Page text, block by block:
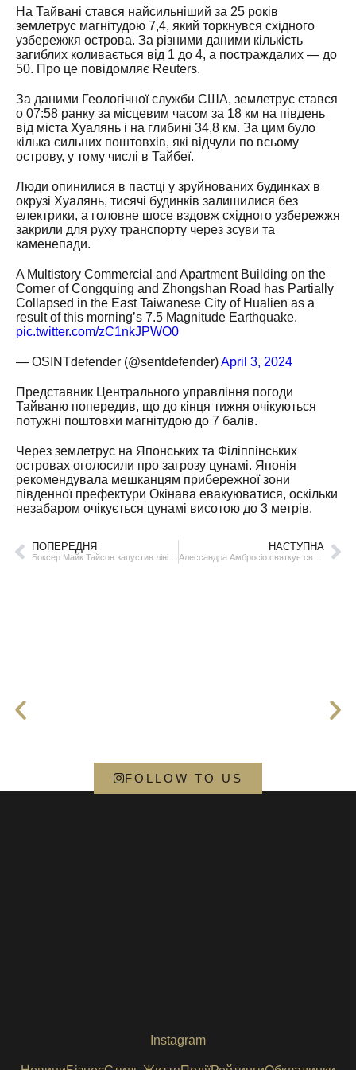
На Тайвані стався найсильніший за 25 років
землетрус магнітудою 7,4, який торкнувся східного
узбережжя острова. За різними даними кількість
загиблих коливається від 1 до 4, а постраждалих — до
50. Про це повідомляє Reuters.
За даними Геологічної служби США, землетрус стався
о 07:58 ранку за місцевим часом за 18 км на південь
від міста Хуалянь і на глибині 34,8 км. За цим було
кілька сильних поштовхів, які відчули по всьому
острову, у тому числі в Тайбеї.
Люди опинилися в пастці у зруйнованих будинках в
окрузі Хуалянь, тисячі будинків залишилися без
електрики, а головне шосе вздовж східного узбережжя
закрили для руху транспорту через зсуви та
каменепади.
A Multistory Commercial and Apartment Building on the
Corner of Congquing and Zhongshan Road has Partially
Collapsed in the East Taiwanese City of Hualien as a
result of this morning’s 7.5 Magnitude Earthquake.
pic.twitter.com/zC1nkJPWO0
— OSINTdefender (@sentdefender)April 3, 2024
Представник Центрального управління погоди
Тайваню попередив, що до кінця тижня очікуються
потужні поштовхи магнітудою до 7 балів.
Через землетрус на Японських та Філіппінських
островах оголосили про загрозу цунамі. Японія
рекомендувала мешканцям прибережної зони
південної префектури Окінава евакуюватися, оскільки
незабаром очікується цунамі висотою до 3 метрів.
ПОПЕРЕДНЯ НАСТУПНА
FOLLOW TO US
Instagram